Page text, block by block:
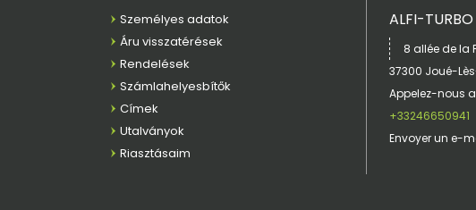
Személyes adatok
Áru visszatérések
Rendelések
Számlahelyesbítők
Címek
Utalványok
Riasztásaim
ALFI-TURBO
8 allée de la
37300 Joué-
Appelez-nous
+33246650941
Envoyer un e-